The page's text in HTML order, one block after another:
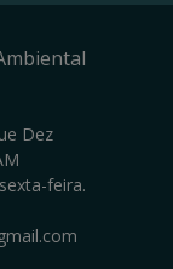
Dez
feira.